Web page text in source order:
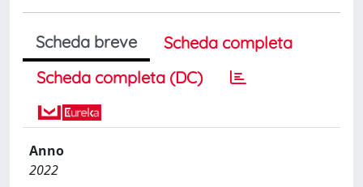
Scheda breve
Scheda completa
Scheda completa (DC)
Anno
2022